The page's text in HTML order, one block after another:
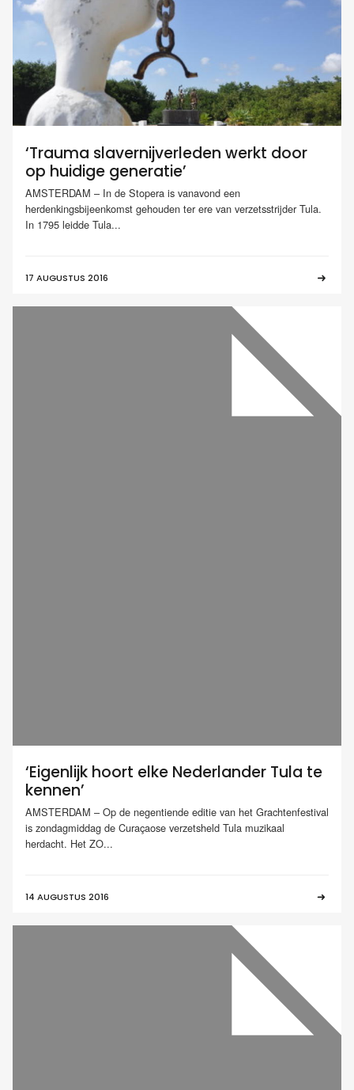
‘Trauma slavernijverleden werkt door
op huidige generatie’
AMSTERDAM – In de Stopera is vanavond een
herdenkingsbijeenkomst gehouden ter ere van verzetsstrijder Tula.
In 1795 leidde Tula...
17 AUGUSTUS 2016
‘Eigenlijk hoort elke Nederlander Tula te
kennen’
AMSTERDAM – Op de negentiende editie van het Grachtenfestival
is zondagmiddag de Curaçaose verzetsheld Tula muzikaal
herdacht. Het ZO...
14 AUGUSTUS 2016